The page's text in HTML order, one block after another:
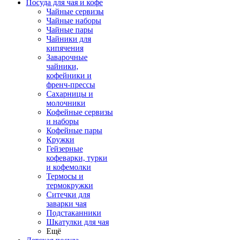
Посуда для чая и кофе
Чайные сервизы
Чайные наборы
Чайные пары
Чайники для
кипячения
Заварочные
чайники,
кофейники и
френч-прессы
Сахарницы и
молочники
Кофейные сервизы
и наборы
Кофейные пары
Кружки
Гейзерные
кофеварки, турки
и кофемолки
Термосы и
термокружки
Ситечки для
заварки чая
Подстаканники
Шкатулки для чая
Ещё